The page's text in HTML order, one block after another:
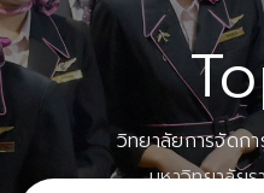
วิทยาลัยการจัดก
มหาวิทยาลัย